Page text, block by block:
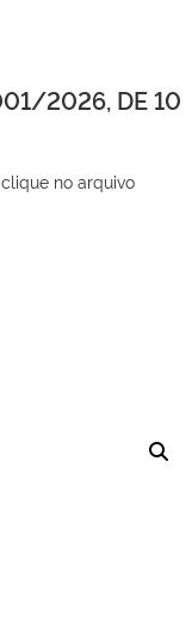
2026, DE 10
no arquivo